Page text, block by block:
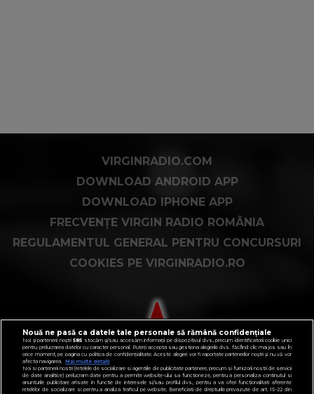
VIRGINRADIO.COM
DOWNLOAD ANDROID APP
DOWNLOAD IPHONE APP
FRECVENȚE VIRGIN RADIO ROMÂNIA
REGULAMENTUL GENERAL PENTRU CONCURSURI
COOKIES PE VIRGINRADIO.RO
Nouă ne pasă ca datele tale personale să rămână confidențiale
Noi și partenerii noștri585 stocăm și/sau accesăm informații pe dispozitivul dvs., precum identificatorii cookie unici
pentru prelucrarea datelor cu caracter personal. Puteți accepta sau gestiona alegerile dvs. făcând clic mai jos sau în
orice moment, pe pagina cu politica de confidențialitate. Aceste alegeri vor fi raportate partenerilor noștri și nu vă vor
afecta navigarea.
Mai multe detalii
Noi si partenerii nostri (retelele de socializare si agentiile de publicitate partenere, precum si furnizorii nostri de servicii
de date analitice) prelucram date pentru a permite website-ului sa functioneze, pentru a personaliza continutul si
anunturile publicitare afisate in functie de interesele si/sau profilul dvs., pentru a va oferi functionalitati aferente
retelelor de socializare si pentru a analiza traficul pe website. Beneficiati de drepturile prevazute de art. 15-22 din